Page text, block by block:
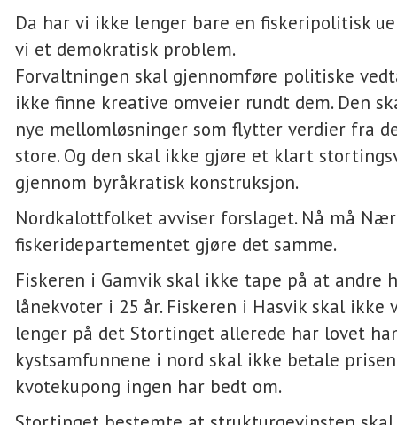
Da har vi ikke lenger bare en fiskeripolitisk
vi et demokratisk problem.
Forvaltningen skal gjennomføre politiske
ikke finne kreative omveier rundt dem. Den
nye mellomløsninger som flytter verdier fra
store. Og den skal ikke gjøre et klart
gjennom byråkratisk konstruksjon.
Nordkalottfolket avviser forslaget. Nå må
fiskeridepartementet gjøre det samme.
Fiskeren i Gamvik skal ikke tape på at andre
lånekvoter i 25 år. Fiskeren i Hasvik skal ikke
lenger på det Stortinget allerede har lovet
kystsamfunnene i nord skal ikke betale
kvotekupong ingen har bedt om.